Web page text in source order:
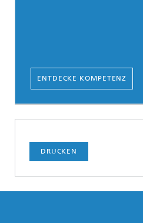
ENTDECKE KOMPETENZ
DRUCKEN